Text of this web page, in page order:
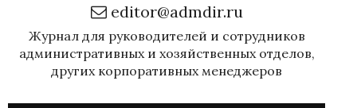
editor@admdir.ru
Журнал для руководителей и сотрудников
административных и хозяйственных отделов,
других корпоративных менеджеров